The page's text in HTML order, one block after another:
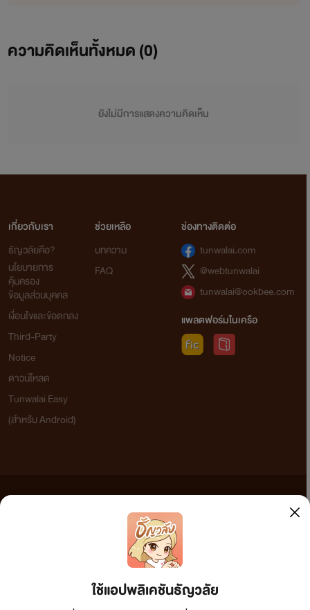
ความคิดเห็นทั้งหมด (0)
ยังไม่มีการแสดงความคิดเห็น
ใช้แอปพลิเคชันธัญวลัย
เกี่ยวกับเรา
ธัญวลัยคือ?
นโยบายการ
คุ้มครอง
ข้อมูลส่วนบุคคล
เงื่อนไขและข้อตกลง
Third-Party
Notice
ดาวน์โหลด
Tunwalai Easy
(สำหรับ Android)
ช่วยเหลือ
บทความ
FAQ
ช่องทางติดต่อ
tunwalai.com
@webtunwalai
tunwalai@ookbee.com
แพลตฟอร์มในเครือ
เว็บไซต์แห่งนี้ไม่ได้เห็นด้วยและไม่ขอรับผิดชอบต่อข้อความใดๆ ทั้งสิ้น ดังนั้นผู้อ่านทุกท่านโปรดใช้
วิจารณญาณในการกลั่นกรองด้วยตนเอง และหากท่านพบข้อความใดๆ ที่ขัดต่อกฎหมายและศีลธรรม
กรุณาแจ้งมาที่ tunwalai@ookbee.com เพื่อทีมงานจะได้ดำเนินการในทันที ทั้งนี้ ทางเว็บไซต์ขอสงวน
ลิขสิทธิ์ตามพระราชบัญญัติลิขสิทธิ์ (ฉบับเพิ่มเติม) พ.ศ.2558